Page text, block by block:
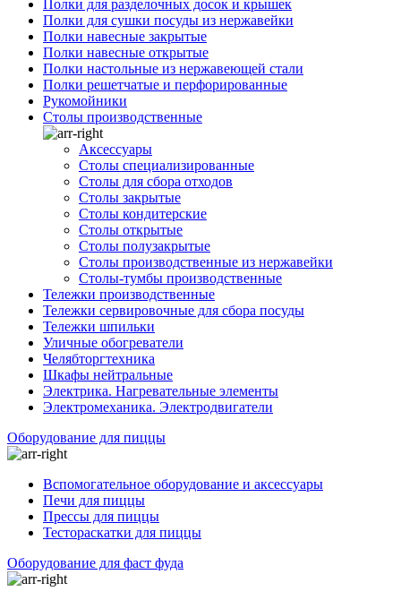
Полки для разделочных досок и крышек
Полки для сушки посуды из нержавейки
Полки навесные закрытые
Полки навесные открытые
Полки настольные из нержавеющей стали
Полки решетчатые и перфорированные
Рукомойники
Столы производственные
Аксессуары
Столы специализированные
Столы для сбора отходов
Столы закрытые
Столы кондитерские
Столы открытые
Столы полузакрытые
Столы производственные из нержавейки
Столы-тумбы производственные
Тележки производственные
Тележки сервировочные для сбора посуды
Тележки шпильки
Уличные обогреватели
Челябторгтехника
Шкафы нейтральные
Электрика. Нагревательные элементы
Электромеханика. Электродвигатели
Оборудование для пиццы
Вспомогательное оборудование и аксессуары
Печи для пиццы
Прессы для пиццы
Тестораскатки для пиццы
Оборудование для фаст фуда